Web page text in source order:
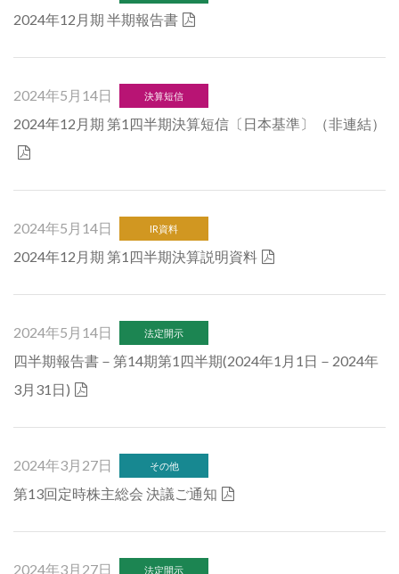
2024年12月期 半期報告書
2024年5月14日 決算短信
2024年12月期 第1四半期決算短信〔日本基準〕（非連結）
2024年5月14日 IR資料
2024年12月期 第1四半期決算説明資料
2024年5月14日 法定開示
四半期報告書－第14期第1四半期(2024年1月1日－2024年
3月31日)
2024年3月27日 その他
第13回定時株主総会 決議ご通知
2024年3月27日 法定開示